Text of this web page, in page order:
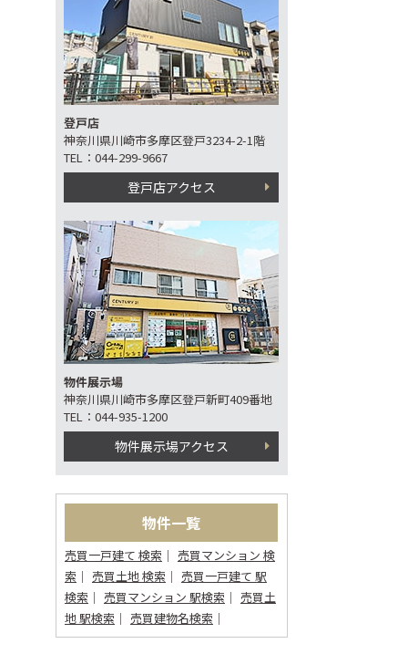
登戸店
神奈川県川崎市多摩区登戸3234-2-1階
TEL：044-299-9667
登戸店アクセス
物件展示場
神奈川県川崎市多摩区登戸新町409番地
TEL：044-935-1200
物件展示場アクセス
物件一覧
売買一戸建て 検索
売買マンション 検
索
売買土地 検索
売買一戸建て 駅
検索
売買マンション 駅検索
売買土
地 駅検索
売買建物名検索